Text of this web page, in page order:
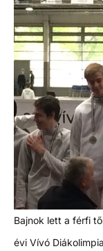
Bajnok lett a férfi
évi Vívó